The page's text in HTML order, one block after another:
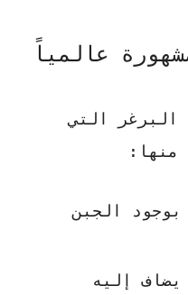
عالمياً
البرغر التي
منها:
الجبن
إليه